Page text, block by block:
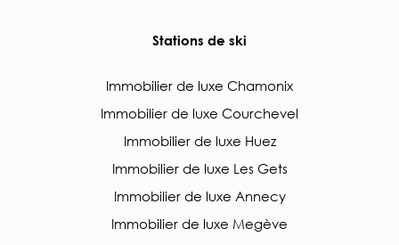
Stations de ski
Immobilier de luxe Chamonix
Immobilier de luxe Courchevel
Immobilier de luxe Huez
Immobilier de luxe Les Gets
Immobilier de luxe Annecy
Immobilier de luxe Megève